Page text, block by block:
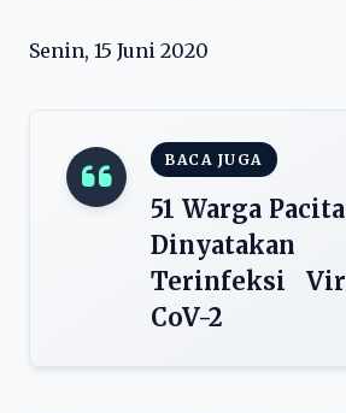
Senin, 15 Juni 2020
BACA JUGA
51 Warga
Terinfeksi
CoV-2